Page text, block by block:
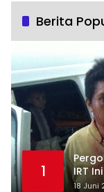
Berita
1
IRT
18 Juni